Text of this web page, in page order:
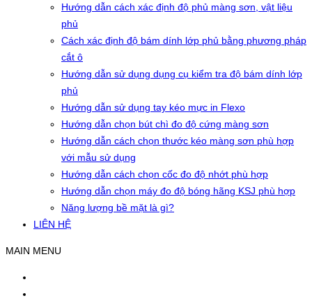
Hướng dẫn cách xác định độ phủ màng sơn, vật liệu
phủ
Cách xác định độ bám dính lớp phủ bằng phương pháp
cắt ô
Hướng dẫn sử dụng dụng cụ kiểm tra độ bám dính lớp
phủ
Hướng dẫn sử dụng tay kéo mực in Flexo
Hướng dẫn chọn bút chì đo độ cứng màng sơn
Hướng dẫn cách chọn thước kéo màng sơn phù hợp
với mẫu sử dụng
Hướng dẫn cách chọn cốc đo độ nhớt phù hợp
Hướng dẫn chọn máy đo độ bóng hãng KSJ phù hợp
Năng lượng bề mặt là gì?
LIÊN HỆ
MAIN MENU